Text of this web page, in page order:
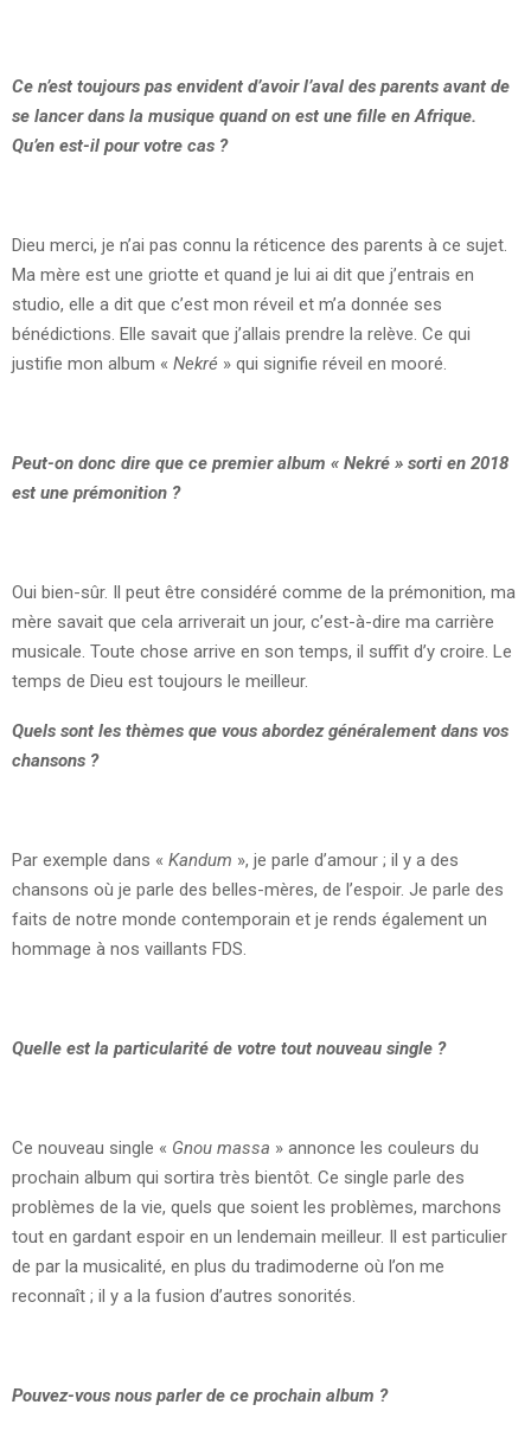
Ce n’est toujours pas envident d’avoir l’aval des parents avant de
se lancer dans la musique quand on est une fille en Afrique.
Qu’en est-il pour votre cas ?
Dieu merci, je n’ai pas connu la réticence des parents à ce sujet.
Ma mère est une griotte et quand je lui ai dit que j’entrais en
studio, elle a dit que c’est mon réveil et m’a donnée ses
bénédictions. Elle savait que j’allais prendre la relève. Ce qui
justifie mon album « Nekré » qui signifie réveil en mooré.
Peut-on donc dire que ce premier album « Nekré » sorti en 2018
est une prémonition ?
Oui bien-sûr. Il peut être considéré comme de la prémonition, ma
mère savait que cela arriverait un jour, c’est-à-dire ma carrière
musicale. Toute chose arrive en son temps, il suffit d’y croire. Le
temps de Dieu est toujours le meilleur.
Quels sont les thèmes que vous abordez généralement dans vos
chansons ?
Par exemple dans « Kandum », je parle d’amour ; il y a des
chansons où je parle des belles-mères, de l’espoir. Je parle des
faits de notre monde contemporain et je rends également un
hommage à nos vaillants FDS.
Quelle est la particularité de votre tout nouveau single ?
Ce nouveau single « Gnou massa » annonce les couleurs du
prochain album qui sortira très bientôt. Ce single parle des
problèmes de la vie, quels que soient les problèmes, marchons
tout en gardant espoir en un lendemain meilleur. Il est particulier
de par la musicalité, en plus du tradimoderne où l’on me
reconnaît ; il y a la fusion d’autres sonorités.
Pouvez-vous nous parler de ce prochain album ?